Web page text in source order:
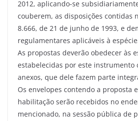
2012, aplicando-se
couberem, as disposições contidas
8.666, de 21 de junho de 1993, e
regulamentares aplicáveis à
As propostas deverão obedecer às
estabelecidas por este instrumento
anexos, que dele fazem parte
Os envelopes contendo a proposta
habilitação serão recebidos no
mencionado, na sessão pública de